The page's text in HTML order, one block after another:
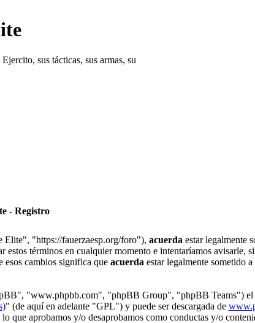
sus tácticas, sus armas, su
- Registro
Elite", "https://fauerzaesp.org/foro"), acuerda estar legalmente
términos en cualquier momento e intentaríamos avisarle,
esos cambios significa que acuerda estar legalmente sometido
"www.phpbb.com", "phpBB Group", "phpBB Teams") el
" (de aquí en adelante "GPL") y puede ser descargada de
que aprobamos y/o desaprobamos como conductas y/o